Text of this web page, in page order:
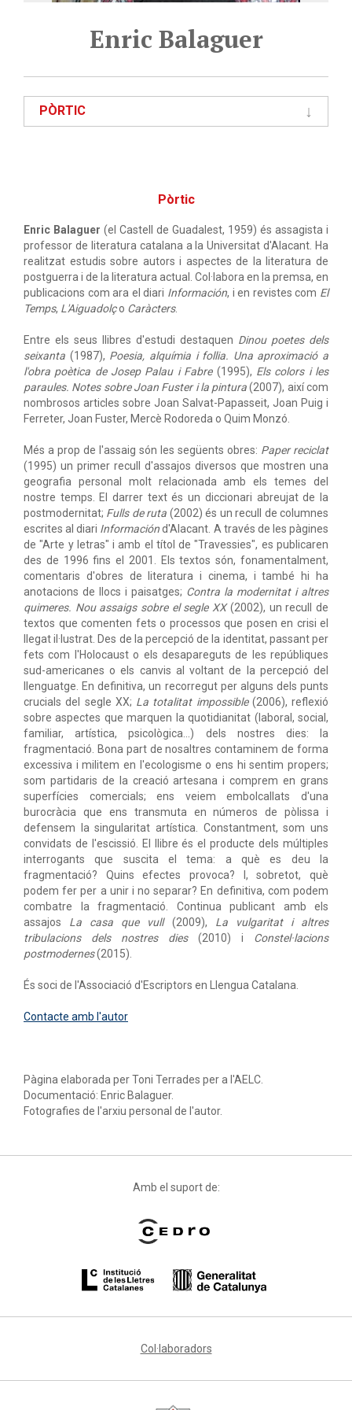
Enric Balaguer
PÒRTIC
Pòrtic
Enric Balaguer (el Castell de Guadalest, 1959) és assagista i
professor de literatura catalana a la Universitat d'Alacant. Ha
realitzat estudis sobre autors i aspectes de la literatura de
postguerra i de la literatura actual. Col·labora en la premsa, en
publicacions com ara el diari Información, i en revistes com El
Temps, L'Aiguadolço Caràcters.
Entre els seus llibres d'estudi destaquen Dinou poetes dels
seixanta (1987), Poesia, alquímia i follia. Una aproximació a
l'obra poètica de Josep Palau i Fabre(1995), Els colors i les
paraules. Notes sobre Joan Fuster i la pintura(2007), així com
nombrosos articles sobre Joan Salvat-Papasseit, Joan Puig i
Ferreter, Joan Fuster, Mercè Rodoreda o Quim Monzó.
Més a prop de l'assaig són les següents obres: Paper reciclat
(1995) un primer recull d'assajos diversos que mostren una
geografia personal molt relacionada amb els temes del
nostre temps. El darrer text és un diccionari abreujat de la
postmodernitat; Fulls de ruta (2002) és un recull de columnes
escrites al diari Informaciónd'Alacant. A través de les pàgines
de "Arte y letras" i amb el títol de "Travessies", es publicaren
des de 1996 fins el 2001. Els textos són, fonamentalment,
comentaris d'obres de literatura i cinema, i també hi ha
anotacions de llocs i paisatges; Contra la modernitat i altres
quimeres. Nou assaigs sobre el segle XX(2002), un recull de
textos que comenten fets o processos que posen en crisi el
llegat il·lustrat. Des de la percepció de la identitat, passant per
fets com l'Holocaust o els desapareguts de les repúbliques
sud-americanes o els canvis al voltant de la percepció del
llenguatge. En definitiva, un recorregut per alguns dels punts
crucials del segle XX; La totalitat impossible(2006), reflexió
sobre aspectes que marquen la quotidianitat (laboral, social,
familiar, artística, psicològica...) dels nostres dies: la
fragmentació. Bona part de nosaltres contaminem de forma
excessiva i militem en l'ecologisme o ens hi sentim propers;
som partidaris de la creació artesana i comprem en grans
superfícies comercials; ens veiem embolcallats d'una
burocràcia que ens transmuta en números de pòlissa i
defensem la singularitat artística. Constantment, som uns
convidats de l'escissió. El llibre és el producte dels múltiples
interrogants que suscita el tema: a què es deu la
fragmentació? Quins efectes provoca? I, sobretot, què
podem fer per a unir i no separar? En definitiva, com podem
combatre la fragmentació. Continua publicant amb els
assajos La casa que vull(2009), La vulgaritat i altres
tribulacions dels nostres dies(2010) i Constel·lacions
postmodernes(2015).
És soci de l'Associació d'Escriptors en Llengua Catalana.
Contacte amb l'autor
Pàgina elaborada per Toni Terrades per a l'AELC.
Documentació: Enric Balaguer.
Fotografies de l'arxiu personal de l'autor.
Amb el suport de:
Col·laboradors